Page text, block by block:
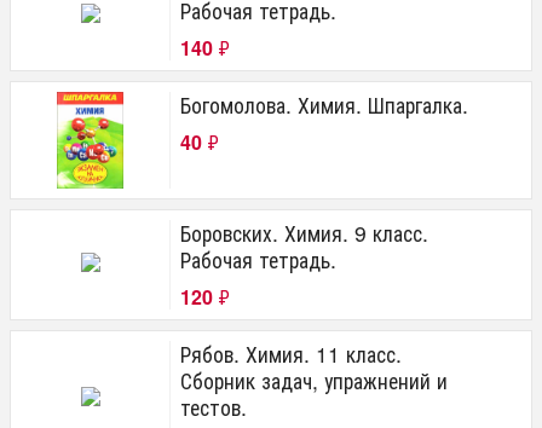
Рабочая тетрадь.
140 ₽
Богомолова. Химия. Шпаргалка.
40 ₽
Боровских. Химия. 9 класс.
Рабочая тетрадь.
120 ₽
Рябов. Химия. 11 класс.
Сборник задач, упражнений и
тестов.